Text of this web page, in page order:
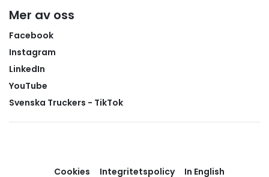
Mer av oss
Facebook
Instagram
LinkedIn
YouTube
Svenska Truckers - TikTok
Cookies Integritetspolicy In English